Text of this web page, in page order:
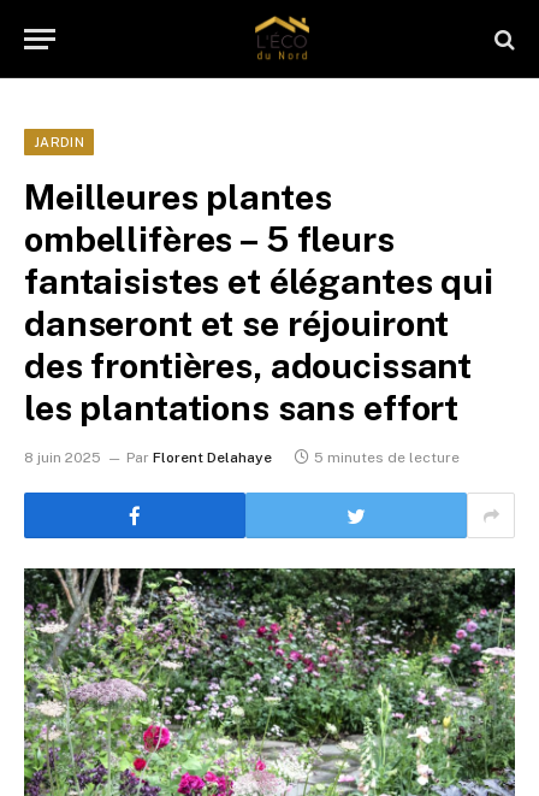
JARDIN
Meilleures plantes
ombellifères – 5 fleurs
fantaisistes et élégantes qui
danseront et se réjouiront
des frontières, adoucissant
les plantations sans effort
8 juin 2025 Par Florent Delahaye 5 minutes de lecture